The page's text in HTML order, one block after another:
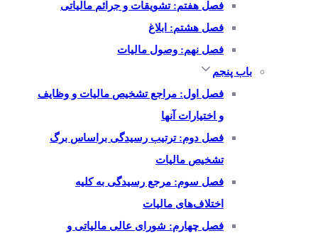
فصل هفتم: تشویقات و جرائم مالیاتی
فصل هشتم: ابلاغ
فصل نهم: وصول مالیات
باب پنجم
فصل اول: مراجع تشخیص مالیات و وظایف
و اختیارات آنها
فصل دوم: ترتیب رسیدگی براساس برگ
تشخیص مالیات
فصل سوم: مرجع رسیدگی به کلیه
اختلاف‌های مالیات
فصل چهارم: شورای عالی مالیاتی و